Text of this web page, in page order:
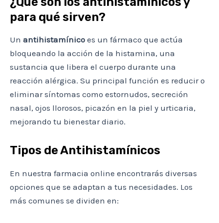
para qué sirven?
Un antihistamínico es un fármaco que actúa
bloqueando la acción de la histamina, una
sustancia que libera el cuerpo durante una
reacción alérgica. Su principal función es reducir o
eliminar síntomas como estornudos, secreción
nasal, ojos llorosos, picazón en la piel y urticaria,
mejorando tu bienestar diario.
Tipos de Antihistamínicos
En nuestra farmacia online encontrarás diversas
opciones que se adaptan a tus necesidades. Los
más comunes se dividen en: